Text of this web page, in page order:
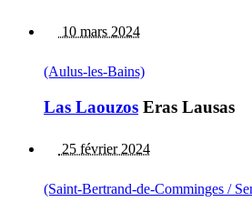
10 mars 2024
(Aulus-les-Bains)
Las Laouzos Eras Lausas
25 février 2024
(Saint-Bertrand-de-Comminges /